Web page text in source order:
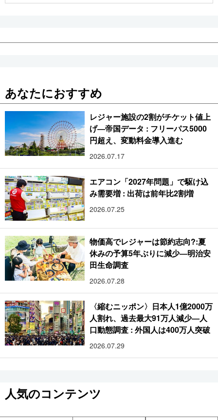
あなたにおすすめ
レジャー施設の2割がチケット値上
げ―帝国データ : フリーパス5000
円超え、変動料金導入進む
2026.07.17
エアコン「2027年問題」で駆け込
み需要増 : 出荷は前年比2割増
2026.07.25
物価高でレジャーは節約志向?:夏
休みの予算5年ぶりに減少―明治安
田生命調査
2026.07.28
〈縮むニッポン〉日本人1億2000万
人割れ、過去最大91万人減少―人
口動態調査 : 外国人は400万人突破
2026.07.29
人気のコンテンツ